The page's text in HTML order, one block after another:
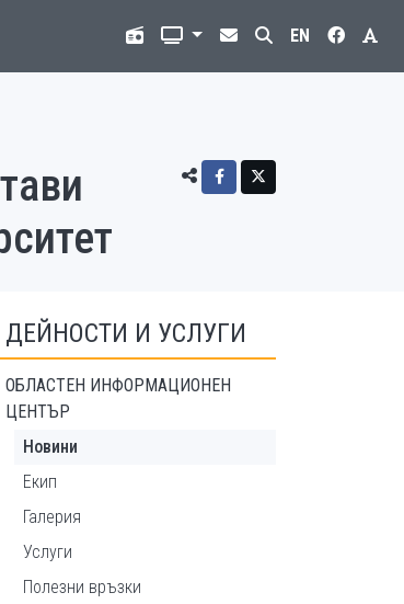
EN
ДЕЙНОСТИ И УСЛУГИ
ОБЛАСТЕН ИНФОРМАЦИОНЕН
ЦЕНТЪР
Новини
Екип
Галерия
Услуги
Полезни връзки